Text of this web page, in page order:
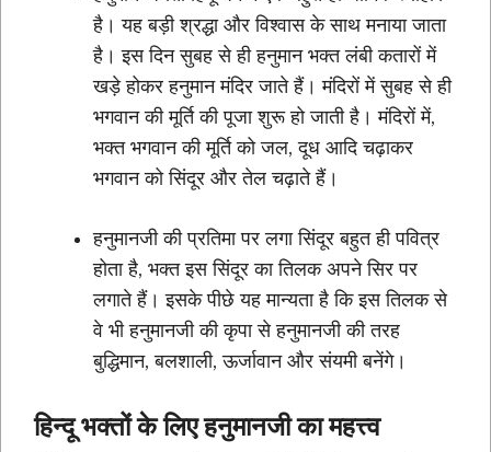
है। यह बड़ी श्रद्धा और विश्वास के साथ मनाया जाता
है। इस दिन सुबह से ही हनुमान भक्त लंबी कतारों में
खड़े होकर हनुमान मंदिर जाते हैं। मंदिरों में सुबह से ही
भगवान की मूर्ति की पूजा शुरू हो जाती है। मंदिरों में,
भक्त भगवान की मूर्ति को जल, दूध आदि चढ़ाकर
भगवान को सिंदूर और तेल चढ़ाते हैं।
हनुमानजी की प्रतिमा पर लगा सिंदूर बहुत ही पवित्र
होता है, भक्त इस सिंदूर का तिलक अपने सिर पर
लगाते हैं। इसके पीछे यह मान्यता है कि इस तिलक से
वे भी हनुमानजी की कृपा से हनुमानजी की तरह
बुद्धिमान, बलशाली, ऊर्जावान और संयमी बनेंगे।
हिन्दू भक्तों के लिए हनुमानजी का महत्त्व